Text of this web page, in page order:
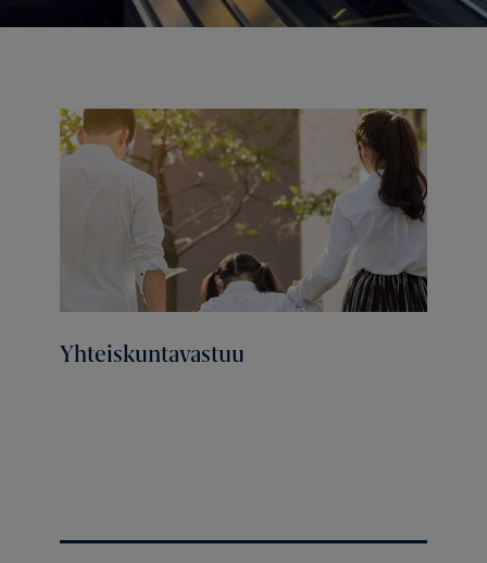
Yhteiskuntavastuu